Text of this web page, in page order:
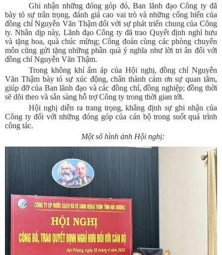
Ghi nhận những đóng góp đó, Ban lãnh đạo Công ty đã
bày tỏ sự trân trọng, đánh giá cao vai trò và những cống hiến của
đồng chí Nguyễn Văn Thậm đối với sự phát triển chung của Công
ty. Nhân dịp này, Lãnh đạo Công ty đã trao Quyết định nghỉ hưu
và tặng hoa, quà chúc mừng; Công đoàn cùng các phòng chuyên
môn cũng gửi tặng những phần quà ý nghĩa như lời tri ân đối với
đồng chí Nguyễn Văn Thậm.
Trong không khí ấm áp của Hội nghị, đồng chí Nguyễn
Văn Thậm bày tỏ sự xúc động, chân thành cảm ơn sự quan tâm,
giúp đỡ của Ban lãnh đạo và các đồng chí, đồng nghiệp; đồng thời
sẽ dõi theo và sẵn sàng hỗ trợ Công ty trong thời gian tới.
Hội nghị diễn ra trang trọng, khẳng định sự ghi nhận của
Công ty đối với những đóng góp của cán bộ trong suốt quá trình
công tác.
Một số hình ảnh Hội nghị: